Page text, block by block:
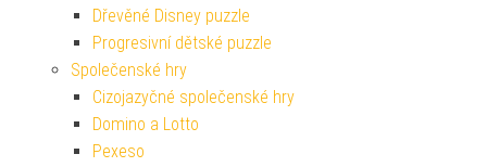
Dřevěné Disney puzzle
Progresivní dětské puzzle
Společenské hry
Cizojazyčné společenské hry
Domino a Lotto
Pexeso